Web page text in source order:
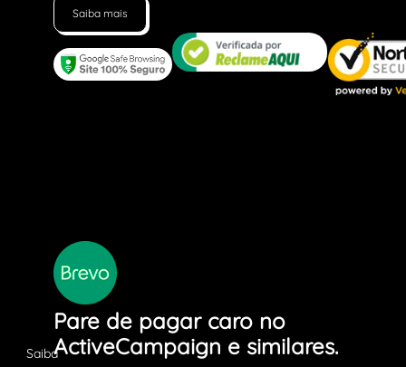
Saiba mais
Pare de pagar caro no
ActiveCampaign e similares.